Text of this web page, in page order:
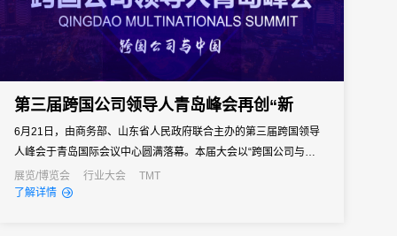
第三届跨国公司领导人青岛峰会再创“新
6月21日，由商务部、山东省人民政府联合主办的第三届跨国领导
人峰会于青岛国际会议中心圆满落幕。本届大会以“跨国公司与中国”
为主题，为跨国公司、工商各界、政界和学界提供了沟通交流的机
会与平台。本届大会吸引来自境外467家世界500强企业和行业领军
展览/博览会 行业大会
TMT
了解详情